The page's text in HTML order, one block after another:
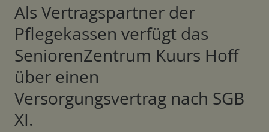
Als Vertragspartner der
Pflegekassen verfügt das
SeniorenZentrum Kuurs Hoff
über einen
Versorgungsvertrag nach SGB
XI.